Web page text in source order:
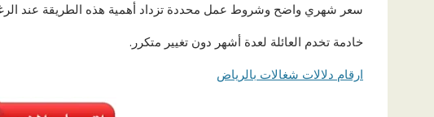
سعر شهري واضح وشروط عمل محددة تزداد أهمية هذه الطريقة عند
خادمة تخدم العائلة لعدة أشهر دون تغيير متكرر.
ارقام دلالات شغالات بالرياض